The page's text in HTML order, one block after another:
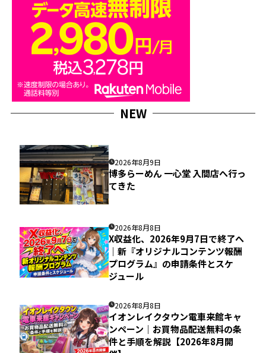
NEW
2026年8月9日
博多らーめん 一心堂 入間店へ行っ
てきた
2026年8月8日
X収益化、2026年9月7日で終了へ
｜新『オリジナルコンテンツ報酬
プログラム』の申請条件とスケ
ジュール
2026年8月8日
イオンレイクタウン電車来館キャ
ンペーン｜お買物品配送無料の条
件と手順を解説【2026年8月開